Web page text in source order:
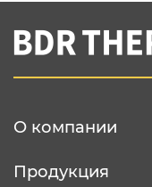
Вы
О компании
Продукция